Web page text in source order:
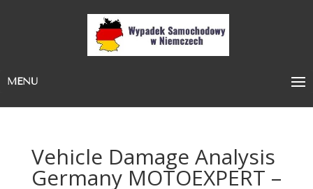
MENU
Vehicle Damage Analysis
Germany MOTOEXPERT –